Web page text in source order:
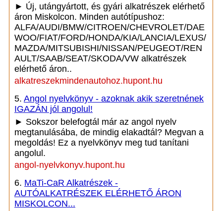
► Új, utángyártott, és gyári alkatrészek elérhető
áron Miskolcon. Minden autótípushoz:
ALFA/AUDI/BMW/CITROEN/CHEVROLET/DAE
WOO/FIAT/FORD/HONDA/KIA/LANCIA/LEXUS/
MAZDA/MITSUBISHI/NISSAN/PEUGEOT/REN
AULT/SAAB/SEAT/SKODA/VW alkatrészek
elérhető áron..
alkatreszekmindenautohoz.hupont.hu
5. Angol nyelvkönyv - azoknak akik szeretnének
IGAZÁN jól angolul!
► Sokszor belefogtál már az angol nyelv
megtanulásába, de mindig elakadtál? Megvan a
megoldás! Ez a nyelvkönyv meg tud tanítani
angolul.
angol-nyelvkonyv.hupont.hu
6. MaTi-CaR Alkatrészek -
AUTÓALKATRÉSZEK ELÉRHETŐ ÁRON
MISKOLCON...